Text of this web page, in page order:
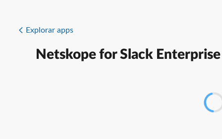
Explorar apps
Netskope for Slack Enterprise